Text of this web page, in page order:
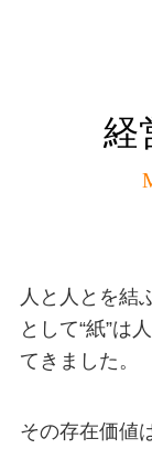
経
人と人とを結
として“紙”は
てきました。
その存在価値